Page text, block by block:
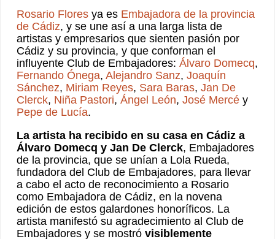
Rosario Flores ya es Embajadora de la provincia
de Cádiz, y se une así a una larga lista de
artistas y empresarios que sienten pasión por
Cádiz y su provincia, y que conforman el
influyente Club de Embajadores:Álvaro Domecq,
Fernando Ónega,Alejandro Sanz,Joaquín
Sánchez, Miriam Reyes, Sara Baras,Jan De
Clerck, Niña Pastori,Ángel León,José Mercé y
Pepe de Lucía.
La artista ha recibido en su casa en Cádiz a
Álvaro Domecq y Jan De Clerck, Embajadores
de la provincia, que se unían a Lola Rueda,
fundadora del Club de Embajadores, para llevar
a cabo el acto de reconocimiento a Rosario
como Embajadora de Cádiz, en la novena
edición de estos galardones honoríficos. La
artista manifestó su agradecimiento al Club de
Embajadores y se mostróvisiblemente